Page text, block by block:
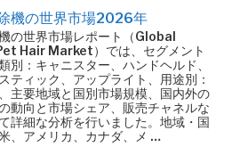
機の世界市場2026年
の世界市場レポート（Global
Hair Market）では、セグメント
別：キャニスター、ハンドヘルド、
ティック、アップライト、用途別：
主要地域と国別市場規模、国内外の
動向と市場シェア、販売チャネルな
詳細な分析を行いました。地域・国
、アメリカ、カナダ、メ …